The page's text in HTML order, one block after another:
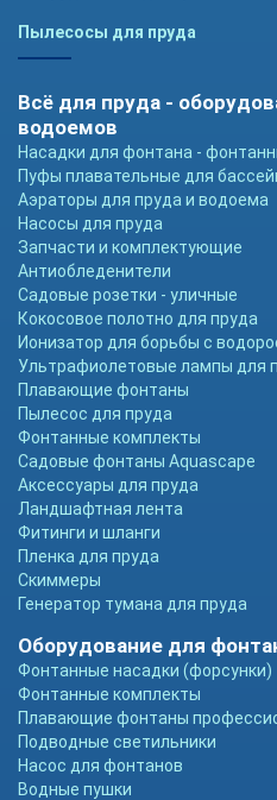
Пылесосы для пруда
Всё для пруда -
водоемов
Насадки для фонтана -
Пуфы плавательные для
Аэраторы для пруда и водоема
Насосы для пруда
Запчасти и комплектующие
Антиобледенители
Садовые розетки - уличные
Кокосовое полотно для пруда
Ионизатор для борьбы с
Ультрафиолетовые лампы для
Плавающие фонтаны
Пылесос для пруда
Фонтанные комплекты
Садовые фонтаны Aquascape
Аксессуары для пруда
Ландшафтная лента
Фитинги и шланги
Пленка для пруда
Скиммеры
Генератор тумана для пруда
Оборудование для
Фонтанные насадки (форсунки)
Фонтанные комплекты
Плавающие фонтаны
Подводные светильники
Насос для фонтанов
Водные пушки